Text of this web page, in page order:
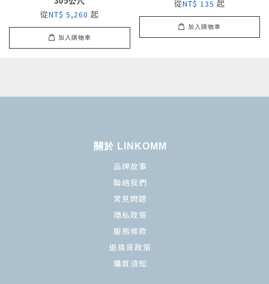
從NT$ 5,260 起
加入購物車
從NT$ 135 起
加入購物車
關於 LINKOMM
品牌故事
聯絡我們
常見問題
隱私政策
服務條款
退換貨政策
購買須知